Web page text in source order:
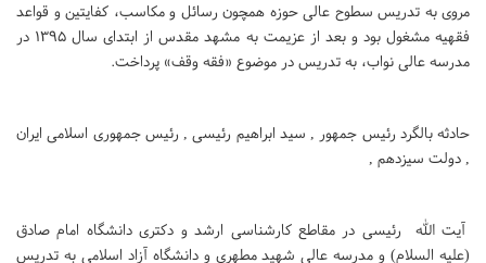
مروی به تدریس سطوح عالی حوزه همچون رسائل و مکاسب، کفایتین و قواعد
فقهیه مشغول بود و بعد از عزیمت به مشهد مقدس از ابتدای سال 1395 در
مدرسه عالی نواب، به تدریس در موضوع «فقه وقف» پرداخت.
حادثه بالگرد رئیس جمهور , سید ابراهیم رئیسی , رئیس جمهوری اسلامی ایران
, دولت سیزدهم ,
آیت الله رئیسی در مقاطع کارشناسی ارشد و دکتری دانشگاه امام صادق
(علیه السلام) و مدرسه عالی شهید مطهری و دانشگاه آزاد اسلامی به تدریس